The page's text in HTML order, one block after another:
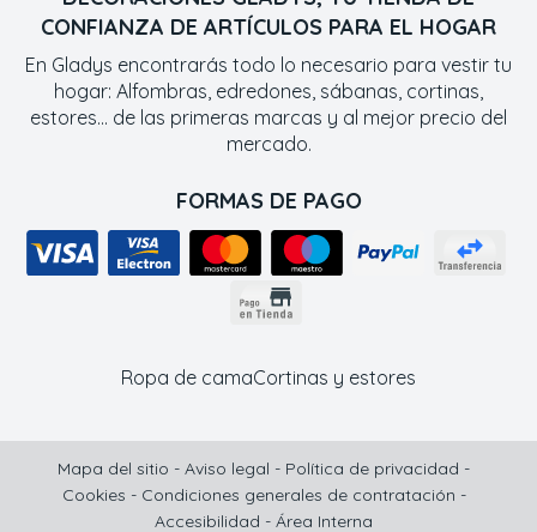
CONFIANZA DE ARTÍCULOS PARA EL HOGAR
En Gladys encontrarás todo lo necesario para vestir tu
hogar: Alfombras, edredones, sábanas, cortinas,
estores... de las primeras marcas y al mejor precio del
mercado.
FORMAS DE PAGO
Ropa de camaCortinas y estores
Mapa del sitio - Aviso legal - Política de privacidad -
Cookies - Condiciones generales de contratación -
Accesibilidad - Área Interna